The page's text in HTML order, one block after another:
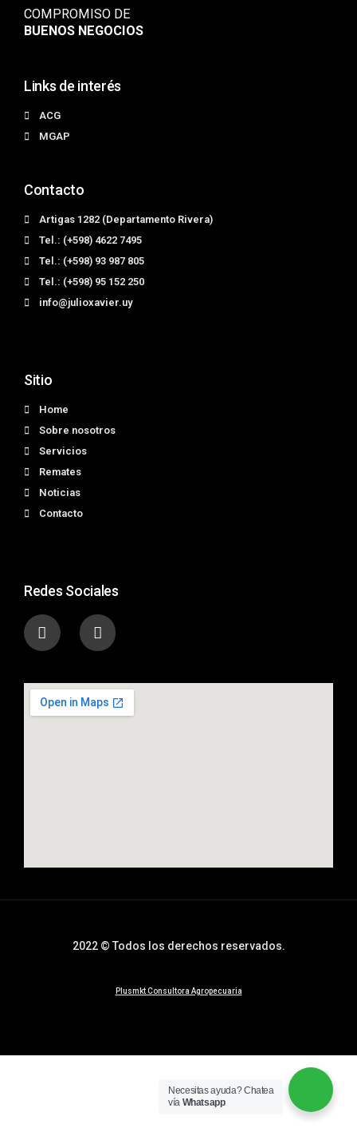
COMPROMISO DE
BUENOS NEGOCIOS
Links de interés
ACG
MGAP
Contacto
Artigas 1282 (Departamento Rivera)
Tel.: (+598) 4622 7495
Tel.: (+598) 93 987 805
Tel.: (+598) 95 152 250
info@julioxavier.uy
Sitio
Home
Sobre nosotros
Servicios
Remates
Noticias
Contacto
Redes Sociales
2022 © Todos los derechos reservados.
Plusmkt Consultora Agropecuaria
Necesitas ayuda? Chatea
vía Whatsapp